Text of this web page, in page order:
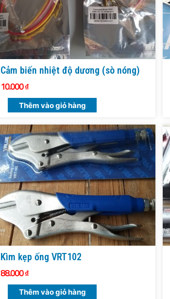
Cảm biến nhiệt độ dương (sò nóng)
10.000₫
Thêm vào giỏ hàng
Kìm kẹp ống VRT102
88.000₫
Thêm vào giỏ hàng